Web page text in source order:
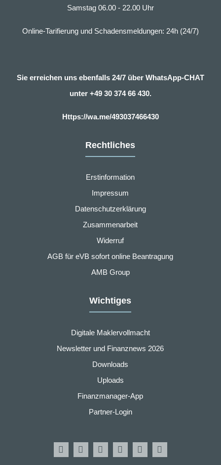
Samstag 06.00 - 22.00 Uhr
Online-Tarifierung und Schadensmeldungen: 24h (24/7)
Sie erreichen uns ebenfalls 24/7 über WhatsApp-CHAT
unter +49 30 374 66 430.
Https://wa.me/493037466430
Rechtliches
Erstinformation
Impressum
Datenschutzerklärung
Zusammenarbeit
Widerruf
AGB für eVB sofort online Beantragung
AMB Group
Wichtiges
Digitale Maklervollmacht
Newsletter und Finanznews 2026
Downloads
Uploads
Finanzmanager-App
Partner-Login